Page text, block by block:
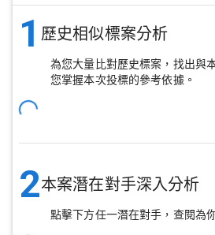
1 歷史相似標案分析
為您大量比對歷史標案，找出與
您掌握本次投標的參考依據。
2本案潛在對手深入分析
點擊下方任一潛在對手，查閱為